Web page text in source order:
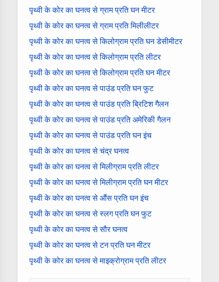
पृथ्वी के कोर का घनत्व से ग्राम प्रति घन मीटर
पृथ्वी के कोर का घनत्व से ग्राम प्रति मिलीलीटर
पृथ्वी के कोर का घनत्व से किलोग्राम प्रति घन डेसीमीटर
पृथ्वी के कोर का घनत्व से किलोग्राम प्रति लीटर
पृथ्वी के कोर का घनत्व से किलोग्राम प्रति घन मीटर
पृथ्वी के कोर का घनत्व से पाउंड प्रति घन फुट
पृथ्वी के कोर का घनत्व से पाउंड प्रति ब्रिटिश गैलन
पृथ्वी के कोर का घनत्व से पाउंड प्रति अमेरिकी गैलन
पृथ्वी के कोर का घनत्व से पाउंड प्रति घन इंच
पृथ्वी के कोर का घनत्व से चंद्र घनत्व
पृथ्वी के कोर का घनत्व से मिलीग्राम प्रति लीटर
पृथ्वी के कोर का घनत्व से मिलीग्राम प्रति घन मीटर
पृथ्वी के कोर का घनत्व से औंस प्रति घन इंच
पृथ्वी के कोर का घनत्व से स्लग प्रति घन फुट
पृथ्वी के कोर का घनत्व से सौर घनत्व
पृथ्वी के कोर का घनत्व से टन प्रति घन मीटर
पृथ्वी के कोर का घनत्व से माइक्रोग्राम प्रति लीटर